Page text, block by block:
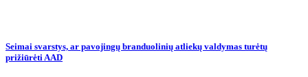
Seimai svarstys, ar pavojingų branduolinių atliekų valdymas turėtų
prižiūrėti AAD